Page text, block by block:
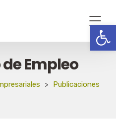
Empleo
>
Publicaciones